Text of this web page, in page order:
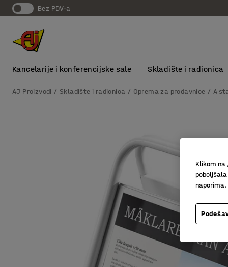
bez PDV-a
Kancelarije i konferencijske sale Skladište i radionica
AJ Proizvodi Skladište i radionica Oprema za prodavnice A
Klikom na
naporima.